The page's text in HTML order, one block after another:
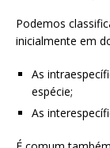
Podemos
inicialmente em
As
espécie;
As